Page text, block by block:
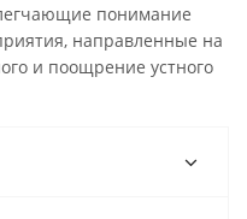
понимание
направленные на
и поощрение устного